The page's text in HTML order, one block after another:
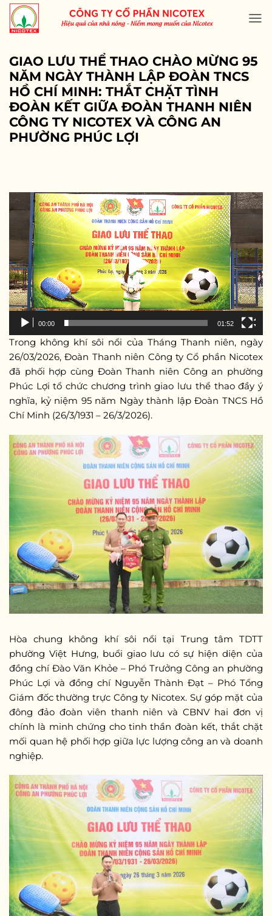
Skip
content
GIAO LƯU THỂ THAO CHÀO MỪNG 95
NĂM NGÀY THÀNH LẬP ĐOÀN TNCS
HỒ CHÍ MINH: THẮT CHẶT TÌNH
ĐOÀN KẾT GIỮA ĐOÀN THANH NIÊN
CÔNG TY NICOTEX VÀ CÔNG AN
PHƯỜNG PHÚC LỢI
Trình
chơi
Video
00:00 01:52
Trong không khí sôi nổi của Tháng Thanh niên, ngày
26/03/2026, Đoàn Thanh niên Công ty Cổ phần Nicotex
đã phối hợp cùng Đoàn Thanh niên Công an phường
Phúc Lợi tổ chức chương trình giao lưu thể thao đầy ý
nghĩa, kỷ niệm 95 năm Ngày thành lập Đoàn TNCS Hồ
Chí Minh (26/3/1931 – 26/3/2026).
Hòa chung không khí sôi nổi tại Trung tâm TDTT
phường Việt Hưng, buổi giao lưu có sự hiện diện của
đồng chí Đào Văn Khỏe – Phó Trưởng Công an phường
Phúc Lợi và đồng chí Nguyễn Thành Đạt – Phó Tổng
Giám đốc thường trực Công ty Nicotex. Sự góp mặt của
đông đảo đoàn viên thanh niên và CBNV hai đơn vị
chính là minh chứng cho tinh thần đoàn kết, thắt chặt
mối quan hệ phối hợp giữa lực lượng công an và doanh
nghiệp.